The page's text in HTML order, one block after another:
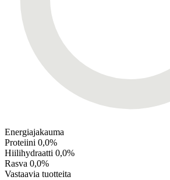
Energiajakauma
Proteiini 0,0%
Hiilihydraatti 0,0%
Rasva 0,0%
Vastaavia tuotteita